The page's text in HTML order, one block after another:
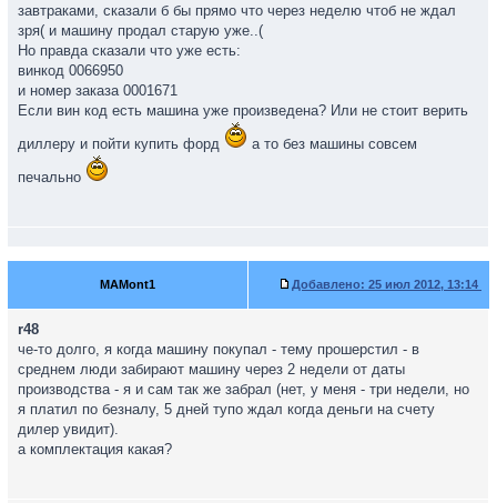
завтраками, сказали б бы прямо что через неделю чтоб не ждал
зря( и машину продал старую уже..(
Но правда сказали что уже есть:
винкод 0066950
и номер заказа 0001671
Если вин код есть машина уже произведена? Или не стоит верить
диллеру и пойти купить форд
а то без машины совсем
печально
MAMont1 Добавлено: 25 июл 2012, 13:14
r48
че-то долго, я когда машину покупал - тему прошерстил - в
среднем люди забирают машину через 2 недели от даты
производства - я и сам так же забрал (нет, у меня - три недели, но
я платил по безналу, 5 дней тупо ждал когда деньги на счету
дилер увидит).
а комплектация какая?